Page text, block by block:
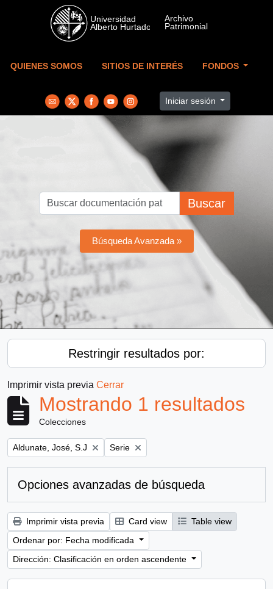
Skip to main content
QUIENES SOMOS SITIOS DE INTERÉS FONDOS
Iniciar sesión
Buscar
Búsqueda Avanzada »
Restringir resultados por:
Imprimir vista previa Cerrar
Mostrando 1 resultados
Colecciones
Remove filter:
Aldunate, José, S.J Remove filter:
Serie
Opciones avanzadas de búsqueda
Imprimir vista previa Card view
Table view
Ordenar por: Fecha modificada
Dirección: Clasificación en orden ascendente